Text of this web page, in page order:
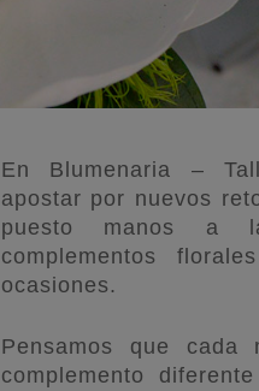
En Blumenaria –
apostar por nuevos
puesto manos a
complementos
ocasiones.
Pensamos que cada
complemento